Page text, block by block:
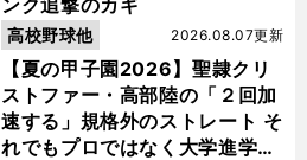
ンク追撃のカギ
【夏の甲子園2026】聖隷クリ
ストファー・高部陸の「２回加
速する」規格外のストレート そ
れでもプロではなく大学進学を
2026.08.07更新
高校野球他